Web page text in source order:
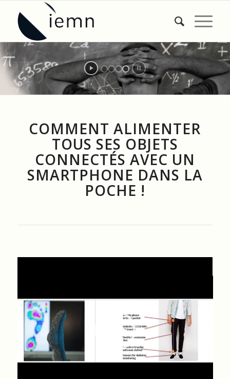
COMMENT ALIMENTER
TOUS SES OBJETS
CONNECTÉS AVEC UN
SMARTPHONE DANS LA
POCHE !